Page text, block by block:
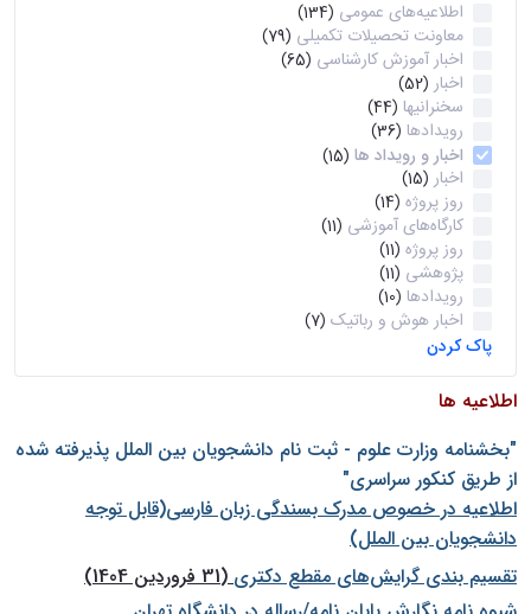
اطلاعیه‌های عمومی (134)
معاونت تحصیلات تکمیلی (79)
اخبار آموزش کارشناسی (65)
اخبار (52)
سخنرانیها (44)
رویدادها (36)
اخبار و رویداد ها (15)
اخبار (15)
روز پروژه (14)
کارگاه‌های آموزشی (11)
روز پروژه (11)
پژوهشی (11)
رویدادها (10)
اخبار هوش و رباتیک (7)
پاک کردن
اطلاعیه ها
"بخشنامه وزارت علوم - ثبت نام دانشجويان بين الملل پذيرفته شده
از طريق كنكور سراسری"
اطلاعیه در خصوص مدرک بسندگی زبان فارسی(قابل توجه
دانشجویان بین الملل)
تقسیم بندی گرایش‌های مقطع دکتری(31 فروردین 1404)